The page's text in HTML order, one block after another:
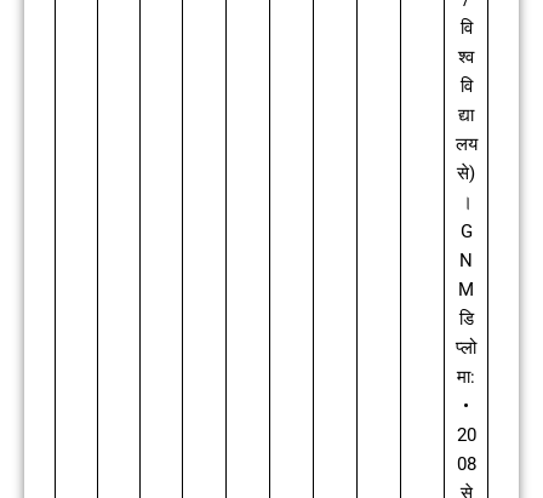
वि
श्व
वि
द्या
लय
से)
।
G
N
M
डि
प्लो
मा:
•
20
08
से